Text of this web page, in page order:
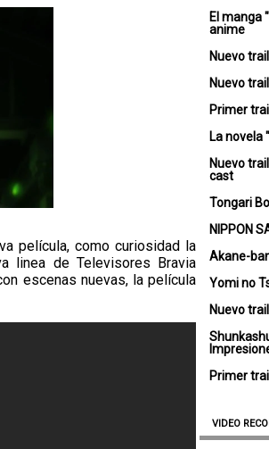
película, como curiosidad la
linea de Televisores Bravia
escenas nuevas, la película
El manga
anime
Nuevo
Nuevo
Primer
La novela
Nuevo
cast
Tongari
NIPPON
Akane-
Yomi no
Nuevo
Primer
VIDEO